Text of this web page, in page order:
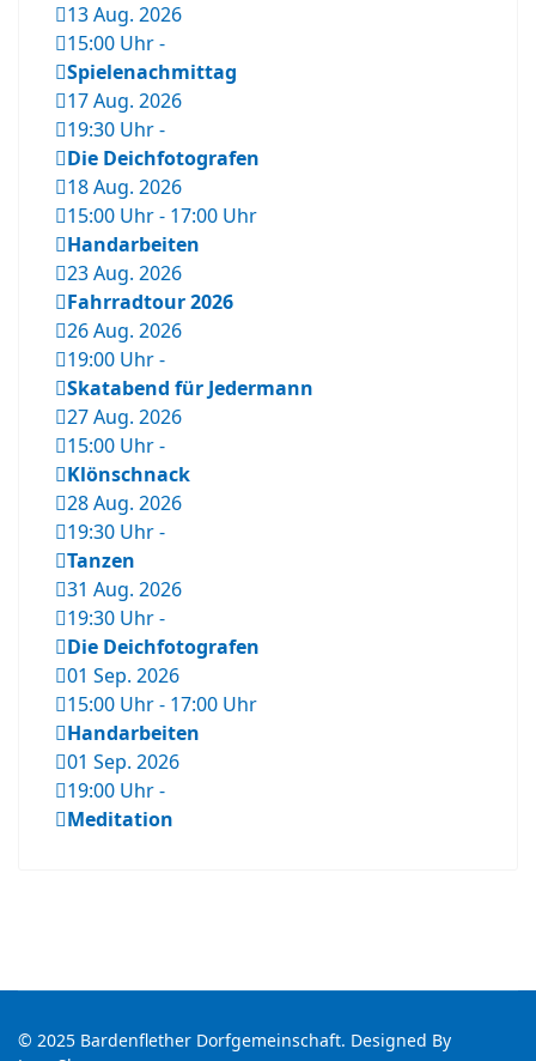
13 Aug. 2026
15:00 Uhr-
Spielenachmittag
17 Aug. 2026
19:30 Uhr-
Die Deichfotografen
18 Aug. 2026
15:00 Uhr- 17:00 Uhr
Handarbeiten
23 Aug. 2026
Fahrradtour 2026
26 Aug. 2026
19:00 Uhr-
Skatabend für Jedermann
27 Aug. 2026
15:00 Uhr-
Klönschnack
28 Aug. 2026
19:30 Uhr-
Tanzen
31 Aug. 2026
19:30 Uhr-
Die Deichfotografen
01 Sep. 2026
15:00 Uhr- 17:00 Uhr
Handarbeiten
01 Sep. 2026
19:00 Uhr-
Meditation
© 2025 Bardenflether Dorfgemeinschaft. Designed By